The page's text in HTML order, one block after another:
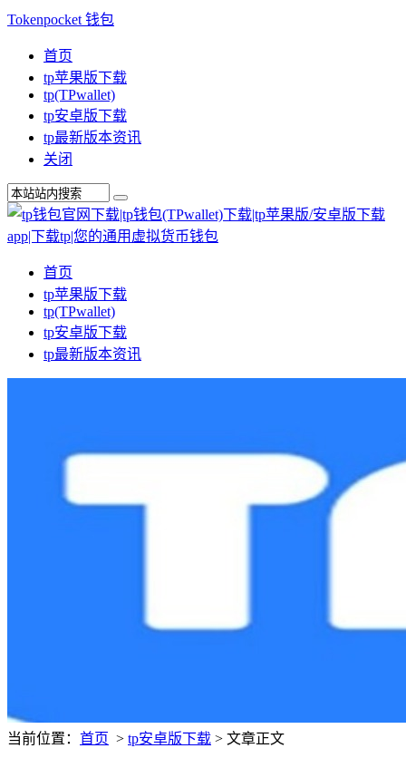
Tokenpocket 钱包
首页
tp苹果版下载
tp(TPwallet)
tp安卓版下载
tp最新版本资讯
关闭
首页
tp苹果版下载
tp(TPwallet)
tp安卓版下载
tp最新版本资讯
当前位置： 首页 > tp安卓版下载 > 文章正文